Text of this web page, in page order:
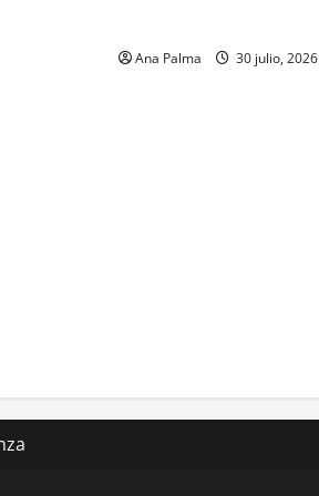
Ana Palma 30 julio, 2026